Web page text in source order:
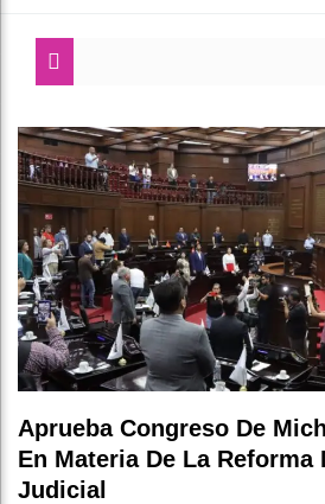
Aprueba Congreso De
En Materia De La Reforma
Judicial